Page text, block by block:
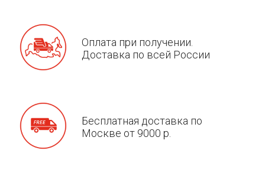
Оплата при получении.
Доставка по всей России
Бесплатная доставка по
Москве от 9000 р.